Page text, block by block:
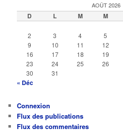
AOÛT 2026
D L M M
2
3 4 5
9
10 11 12
16
17 18 19
23
24 25 26
30
31
« Déc
Connexion
Flux des publications
Flux des commentaires